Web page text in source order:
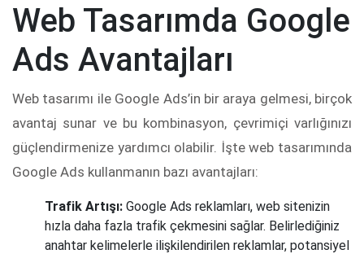
Web Tasarımda Google
Ads Avantajları
Web tasarımı ile Google Ads’in bir araya gelmesi, birçok
avantaj sunar ve bu kombinasyon, çevrimiçi varlığınızı
güçlendirmenize yardımcı olabilir. İşte web tasarımında
Google Ads kullanmanın bazı avantajları:
Trafik Artışı: Google Ads reklamları, web sitenizin
hızla daha fazla trafik çekmesini sağlar. Belirlediğiniz
anahtar kelimelerle ilişkilendirilen reklamlar, potansiyel